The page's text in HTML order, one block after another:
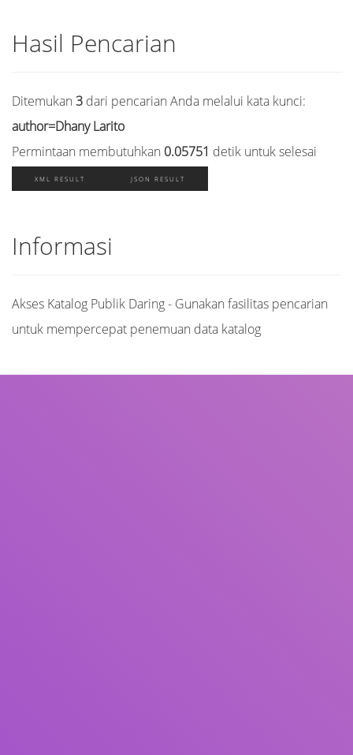
Hasil Pencarian
Ditemukan 3 dari pencarian Anda melalui kata kunci:
author=Dhany Larito
Permintaan membutuhkan 0.05751 detik untuk selesai
XML RESULT JSON RESULT
Informasi
Akses Katalog Publik Daring - Gunakan fasilitas pencarian
untuk mempercepat penemuan data katalog